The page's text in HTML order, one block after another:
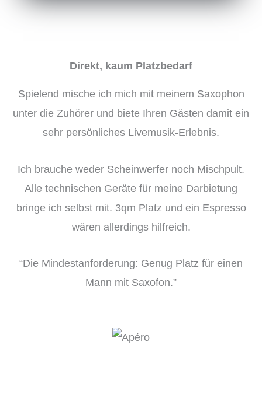
Direkt, kaum Platzbedarf
Spielend mische ich mich mit meinem Saxophon
unter die Zuhörer und biete Ihren Gästen damit ein
sehr persönliches Livemusik-Erlebnis.
Ich brauche weder Scheinwerfer noch Mischpult.
Alle technischen Geräte für meine Darbietung
bringe ich selbst mit. 3qm Platz und ein Espresso
wären allerdings hilfreich.
“Die Mindestanforderung: Genug Platz für einen
Mann mit Saxofon.”